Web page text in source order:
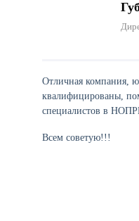
Отличная компания,
квалифицированы,
специалистов в
Всем советую!!!